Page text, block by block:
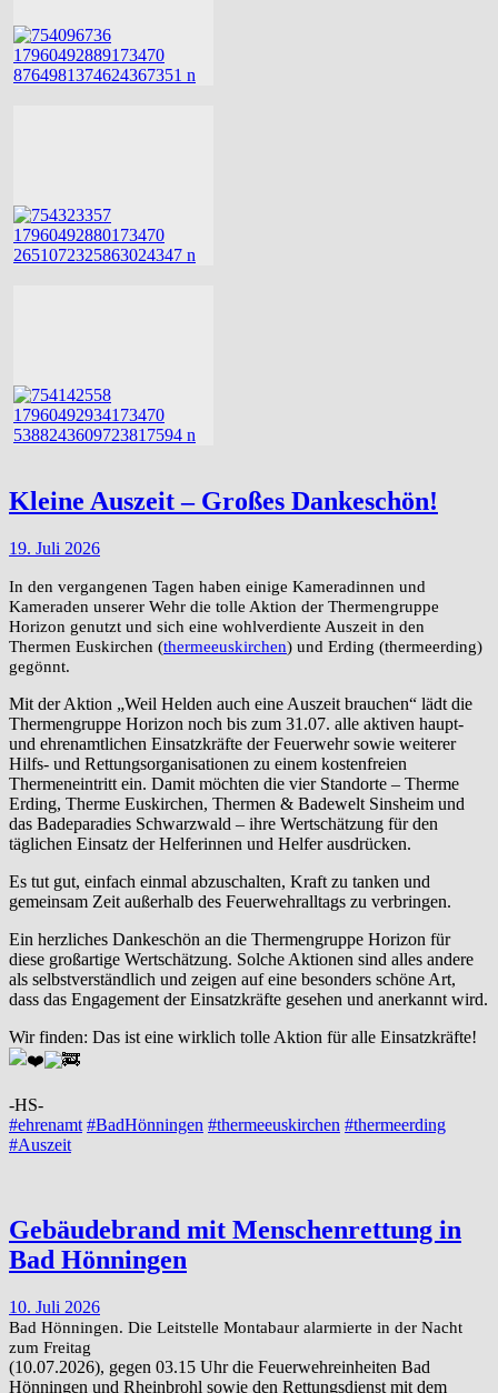
Kleine Auszeit – Großes Dankeschön!
19. Juli 2026
In den vergangenen Tagen haben einige Kameradinnen und
Kameraden unserer Wehr die tolle Aktion der Thermengruppe
Horizon genutzt und sich eine wohlverdiente Auszeit in den
Thermen Euskirchen (thermeeuskirchen) und Erding (thermeerding)
gegönnt.
Mit der Aktion „Weil Helden auch eine Auszeit brauchen“ lädt die
Thermengruppe Horizon noch bis zum 31.07. alle aktiven haupt-
und ehrenamtlichen Einsatzkräfte der Feuerwehr sowie weiterer
Hilfs- und Rettungsorganisationen zu einem kostenfreien
Thermeneintritt ein. Damit möchten die vier Standorte – Therme
Erding, Therme Euskirchen, Thermen & Badewelt Sinsheim und
das Badeparadies Schwarzwald – ihre Wertschätzung für den
täglichen Einsatz der Helferinnen und Helfer ausdrücken.
Es tut gut, einfach einmal abzuschalten, Kraft zu tanken und
gemeinsam Zeit außerhalb des Feuerwehralltags zu verbringen.
Ein herzliches Dankeschön an die Thermengruppe Horizon für
diese großartige Wertschätzung. Solche Aktionen sind alles andere
als selbstverständlich und zeigen auf eine besonders schöne Art,
dass das Engagement der Einsatzkräfte gesehen und anerkannt wird.
Wir finden: Das ist eine wirklich tolle Aktion für alle Einsatzkräfte!
-HS-
#ehrenamt #BadHönningen #thermeeuskirchen #thermeerding
#Auszeit
Gebäudebrand mit Menschenrettung in
Bad Hönningen
10. Juli 2026
Bad Hönningen. Die Leitstelle Montabaur alarmierte in der Nacht
zum Freitag
(10.07.2026), gegen 03.15 Uhr die Feuerwehreinheiten Bad
Hönningen und Rheinbrohl sowie den Rettungsdienst mit dem